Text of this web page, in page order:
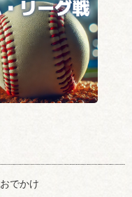
おでかけ